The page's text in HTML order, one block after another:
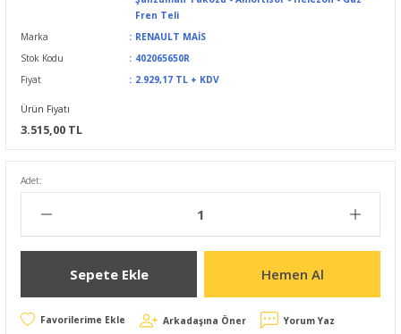
Fren Teli
Marka
RENAULT MAİS
Stok Kodu
402065650R
Fiyat
2.929,17 TL + KDV
Ürün Fiyatı
3.515,00 TL
Adet:
Sepete Ekle Hemen Al
Arkadaşına Öner Yorum Yaz